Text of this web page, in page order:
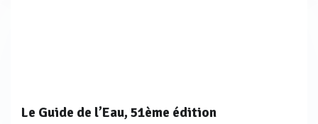
Le Guide de l’Eau, 51ème édition